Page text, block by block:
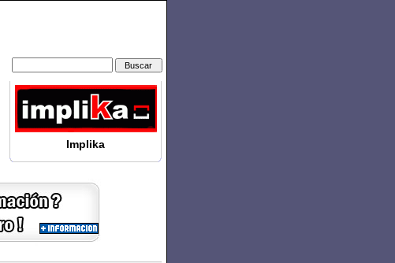
Implika